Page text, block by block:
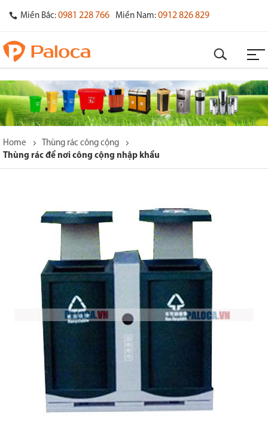
Miền Bắc: 0981 228 766 Miền Nam: 0912 826 829
Home
Thùng rác công cộng
Thùng rác để nơi công cộng nhập khẩu